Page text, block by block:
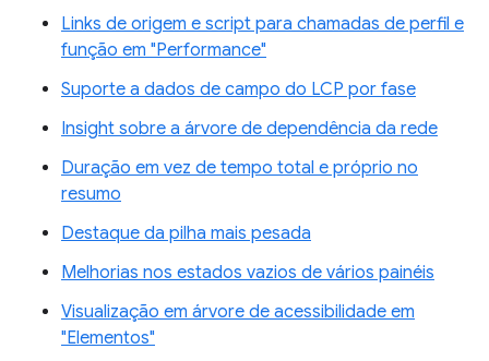
Links de origem e script para chamadas de perfil e
função em "Performance"
Suporte a dados de campo do LCP por fase
Insight sobre a árvore de dependência da rede
Duração em vez de tempo total e próprio no
resumo
Destaque da pilha mais pesada
Melhorias nos estados vazios de vários painéis
Visualização em árvore de acessibilidade em
"Elementos"